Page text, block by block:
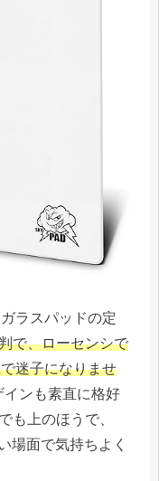
ラスパッドの定
で、ローセンシで
迷子になりませ
ンも素直に格好
も上のほうで、
場面で気持ちよく